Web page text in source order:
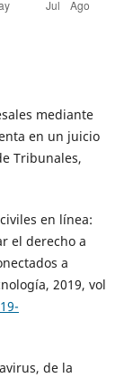
mediante
en un juicio
Tribunales,
civiles en línea:
el derecho a
a
2019, vol
de la